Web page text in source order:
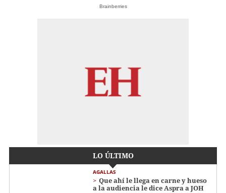
Brainberries
LO ÚLTIMO
AGALLAS
Que ahí le llega en carne y hueso
a la audiencia le dice Aspra a JOH